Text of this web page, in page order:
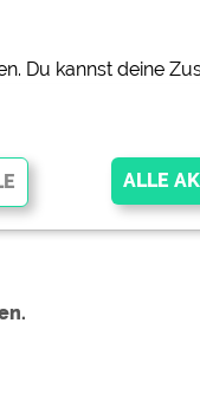
Du kannst deine